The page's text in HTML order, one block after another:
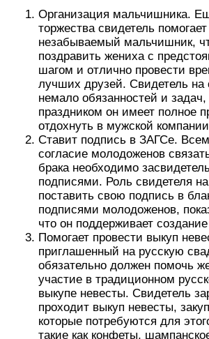
Организация мальчишника.
торжества свидетель
незабываемый мальчишник,
поздравить жениха с
шагом и отлично провести
лучших друзей. Свидетель на
немало обязанностей и
праздником он имеет полное
отдохнуть в мужской
Ставит подпись в ЗАГСе.
согласие молодоженов
брака необходимо
подписями. Роль свидетеля
поставить свою подпись в
подписями молодоженов,
что он поддерживает
Помогает провести выкуп
приглашенный на русскую
обязательно должен помочь
участие в традиционном
выкупе невесты. Свидетель
проходит выкуп невесты,
которые потребуются для
такие как конфеты,